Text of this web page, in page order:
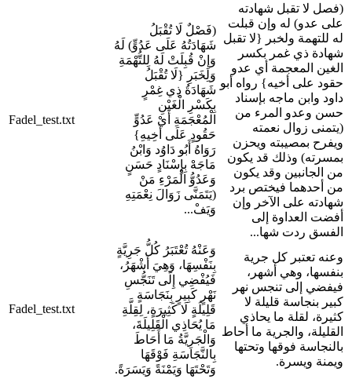
Fadel_test.txt
(فَصْلٌ لَا تُقْبَلُ
شَهَادَتُهُ عَلَى عَدُوٍّ) لَهُ
وَإِنْ قُبِلَتْ لَهُ لِلتُّهْمَةِ
وَلِخَبَرِ {لَا تُقْبَلُ
شَهَادَةُ ذِي غِمْرٍ
بِكَسْرِ الْغَيْنِ
الْمُعْجَمَةِ أَيْ عَدُوٍّ
حَقُودٍ عَلَى أَخِيهِ}
رَوَاهُ أَبُو دَاوُد وَابْنُ
مَاجَهْ بِإِسْنَادٍ حَسَنٍ
وَعَدُوُّ الْمَرْءِ مَنْ
(يَتَمَنَّى زَوَالَ نِعْمَتِهِ
وَيَفْ...
(فصل لا تقبل شهادته
على عدو) له وإن قبلت
له للتهمة ولخبر {لا تقبل
شهادة ذي غمر بكسر
الغين المعجمة أي عدو
حقود على أخيه} رواه أبو
داود وابن ماجه بإسناد
حسن وعدو المرء من
(يتمنى زوال نعمته
ويفرح بمصيبته ويحزن
بمسرته) وذلك قد يكون
من الجانبين وقد يكون
من أحدهما فيختص برد
شهادته على الآخر وإن
أفضت العداوة إلى
الفسق ردت شها...
Fadel_test.txt
وَعَنْهُ تُعْتَبَرُ كُلُّ جَرِيَّةٍ
بِنَفْسِهَا، وَهِيَ أَشْهَرُ،
فَيُفْضِي إِلَى تَنَجُّسِ
نَهْرٍ كَبِيرٍ بِنَجَاسَةٍ
قَلِيلَةٍ لَا كَثِيرَةٍ، لِقِلَّةِ
مَا يُحَاذِي الْقَلِيلَةَ،
وَالْجَرِيَّةُ مَا أَحَاطَ
بِالنَّجَاسَةِ فَوْقَهَا
وَتَحْتَهَا وَيَمْنَةً وَيَسَرَةً.
وعنه تعتبر كل جرية
بنفسها، وهي أشهر،
فيفضي إلى تنجس نهر
كبير بنجاسة قليلة لا
كثيرة، لقلة ما يحاذي
القليلة، والجرية ما أحاط
بالنجاسة فوقها وتحتها
ويمنة ويسرة.